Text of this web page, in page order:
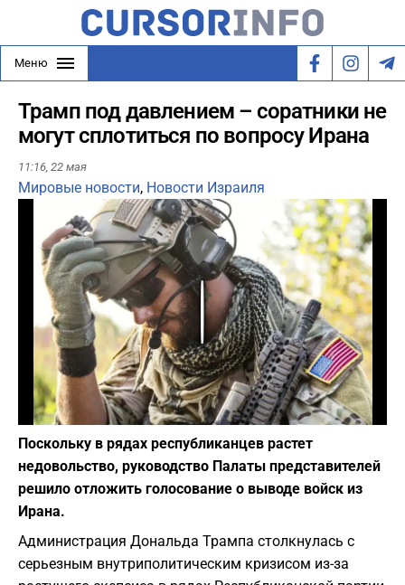
Меню
Трамп под давлением – соратники не
могут сплотиться по вопросу Ирана
11:16, 22 мая
Мировые новости, Новости Израиля
Play
Фото: Depositphotos
Поскольку в рядах республиканцев растет
недовольство, руководство Палаты представителей
решило отложить голосование о выводе войск из
Ирана.
Администрация Дональда Трампа столкнулась с
серьезным внутриполитическим кризисом из-за